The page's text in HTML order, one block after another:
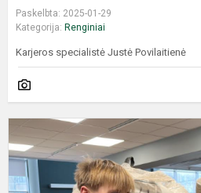
Paskelbta: 2025-01-29
Kategorija: Renginiai
Karjeros specialistė Justė Povilaitienė